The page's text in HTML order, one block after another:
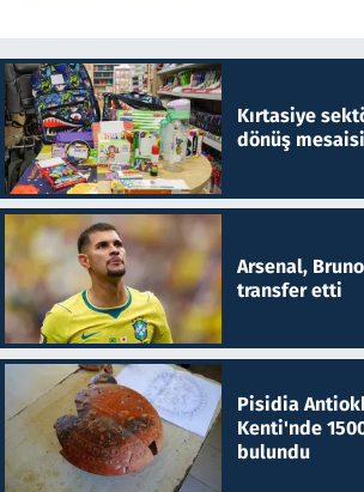
Kırtasiye
dönüş
Arsenal,
transfer etti
Pisidia
Kenti'nde
bulundu